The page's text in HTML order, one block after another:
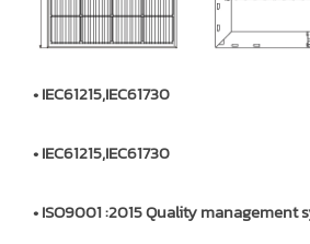
• IEC61215,IEC61730
• IEC61215,IEC61730
• ISO9001 :2015 Quality management